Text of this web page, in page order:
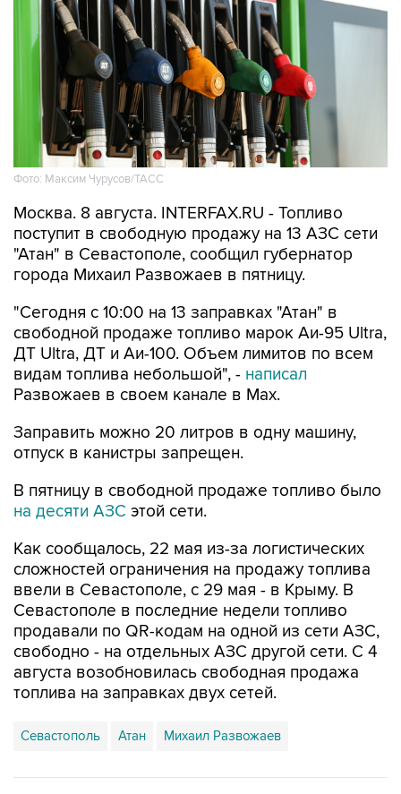
Фото: Максим Чурусов/ТАСС
Москва. 8 августа. INTERFAX.RU - Топливо
"Атан" в Севастополе, сообщил губернатор
города Михаил Развожаев в пятницу.
"Сегодня с 10:00 на 13 заправках "Атан" в
ДТ Ultra, ДТ и Аи-100. Объем лимитов по всем
видам топлива небольшой", - написал
Развожаев в своем канале в Max.
Заправить можно 20 литров в одну машину,
В пятницу в свободной продаже топливо было
Как сообщалось, 22 мая из-за логистических
ввели в Севастополе, с 29 мая - в Крыму. В
Севастополе в последние недели топливо
продавали по QR-кодам на одной из сети АЗС,
свободно - на отдельных АЗС другой сети. С 4
августа возобновилась свободная продажа
топлива на заправках двух сетей.
Севастополь Атан Михаил Развожаев